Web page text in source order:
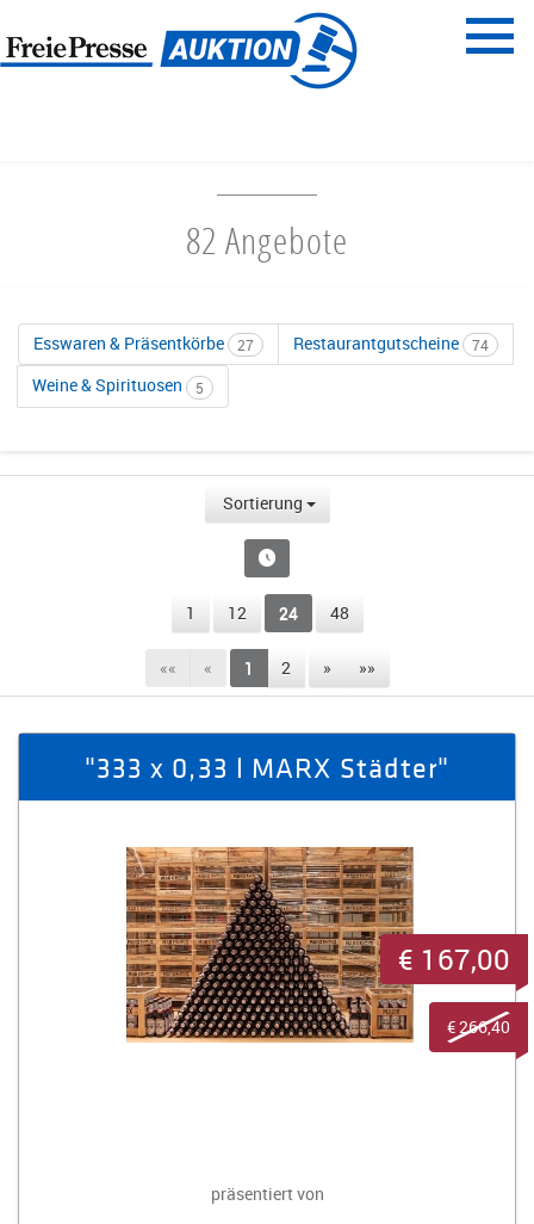
Menü
82 Angebote
Esswaren & Präsentkörbe 27 Restaurantgutscheine 74
Weine & Spirituosen 5
Sortierung
1 12 24 48
«« « 1 2 » »»
"333 x 0,33 l MARX Städter"
präsentiert von
€ 167,00
€ 266,40